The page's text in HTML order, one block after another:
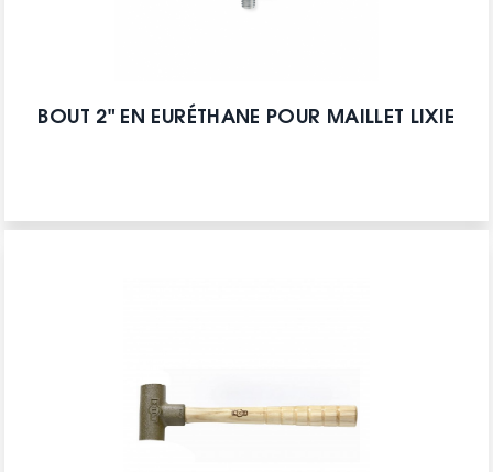
BOUT 2" EN EURÉTHANE POUR MAILLET LIXIE